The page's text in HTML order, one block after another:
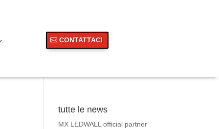
CONTATTACI
tutte le news
MX LEDWALL official partner